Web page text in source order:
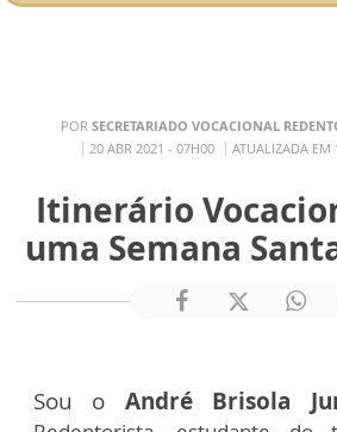
POR SECRETARIADO VOCACIONAL
20 ABR 2021 - 07H00
ATUALIZADA
Itinerário
uma Semana
Sou o André Brisola